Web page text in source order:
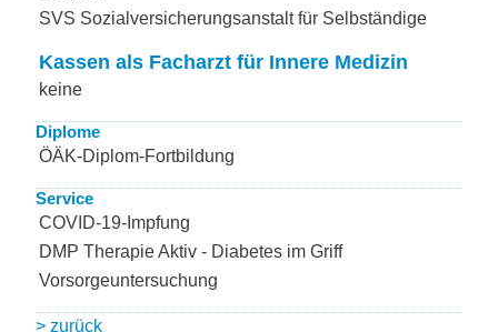
SVS Sozialversicherungsanstalt für Selbständige
Kassen als Facharzt für Innere Medizin
keine
Diplome
ÖÄK-Diplom-Fortbildung
Service
COVID-19-Impfung
DMP Therapie Aktiv - Diabetes im Griff
Vorsorgeuntersuchung
> zurück